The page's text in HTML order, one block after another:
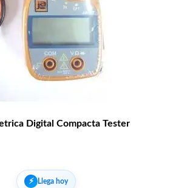
Digital Compacta Tester
⚡︎ Llega hoy